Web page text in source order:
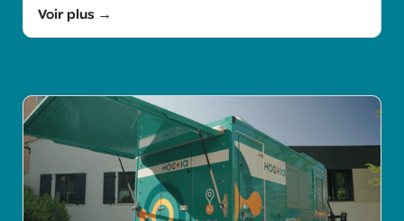
Voir plus →